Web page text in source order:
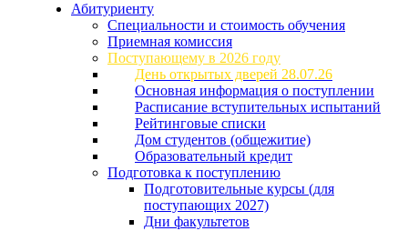
Абитуриенту
Специальности и стоимость обучения
Приемная комиссия
Поступающему в 2026 году
День открытых дверей 28.07.26
Основная информация о поступлении
Расписание вступительных испытаний
Рейтинговые списки
Дом студентов (общежитие)
Образовательный кредит
Подготовка к поступлению
Подготовительные курсы (для
поступающих 2027)
Дни факультетов